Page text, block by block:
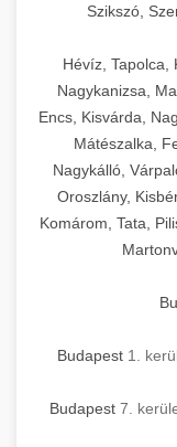
Szikszó,
Hévíz, Tapolca,
Nagykanizsa,
Encs, Kisvárda,
Mátészalka,
Nagykálló,
Oroszlány,
Komárom, Tata,
Budapest 1.
Budapest 7.